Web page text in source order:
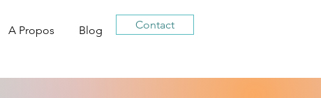
A Propos Blog Contact